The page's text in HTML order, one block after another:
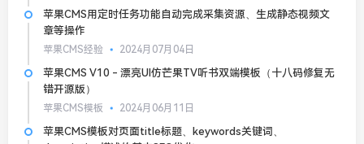
苹果CMS用定时任务功能自动完成采集资源、生成静态视频文
章等操作
苹果CMS经验 2024月07月04日
苹果CMS V10 - 漂亮UI仿芒果TV听书双端模板（十八码修复无
错开源版）
苹果CMS模板 2024月06月11日
苹果CMS模板对页面title标题、keywords关键词、